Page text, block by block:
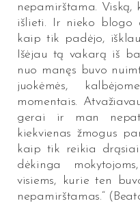
nepamirštama. Viską,
išlieti. Ir nieko blogo
kaip tik padėjo,
Išėjau tą vakarą iš
nuo manęs buvo
juokėmės,
momentais.
gerai ir man
kiekvienas žmogus
kaip tik reikia
dėkinga
visiems, kurie ten
nepamirštamas.“